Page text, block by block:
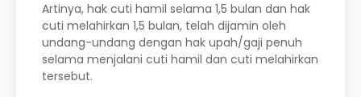
Artinya, hak cuti hamil selama 1,5 bulan dan hak
cuti melahirkan 1,5 bulan, telah dijamin oleh
undang-undang dengan hak upah/gaji penuh
selama menjalani cuti hamil dan cuti melahirkan
tersebut.